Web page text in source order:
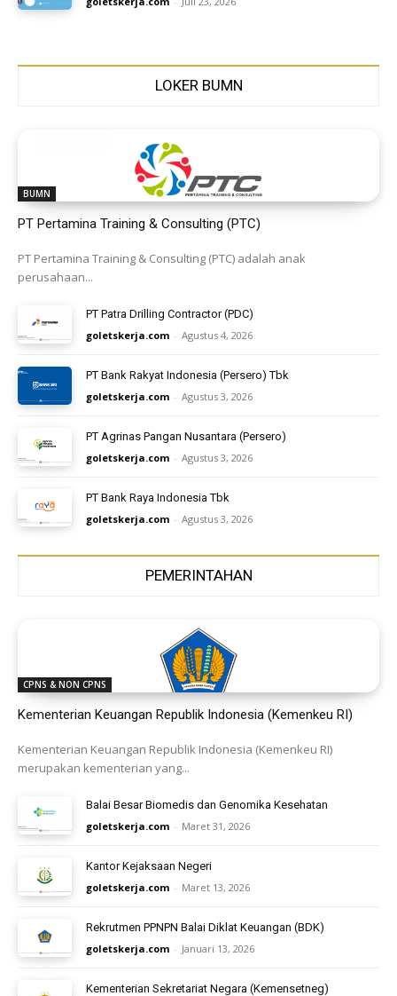
LOKER BUMN
BUMN
PT Pertamina Training & Consulting (PTC)
PT Pertamina Training & Consulting (PTC) adalah anak
perusahaan...
PT Patra Drilling Contractor (PDC)
goletskerja.com - Agustus 4, 2026
PT Bank Rakyat Indonesia (Persero) Tbk
goletskerja.com - Agustus 3, 2026
PT Agrinas Pangan Nusantara (Persero)
goletskerja.com - Agustus 3, 2026
PT Bank Raya Indonesia Tbk
goletskerja.com - Agustus 3, 2026
PEMERINTAHAN
CPNS & NON CPNS
Kementerian Keuangan Republik Indonesia (Kemenkeu RI)
Kementerian Keuangan Republik Indonesia (Kemenkeu RI)
merupakan kementerian yang...
Balai Besar Biomedis dan Genomika Kesehatan
goletskerja.com - Maret 31, 2026
Kantor Kejaksaan Negeri
goletskerja.com - Maret 13, 2026
Rekrutmen PPNPN Balai Diklat Keuangan (BDK)
goletskerja.com - Januari 13, 2026
Kementerian Sekretariat Negara (Kemensetneg)